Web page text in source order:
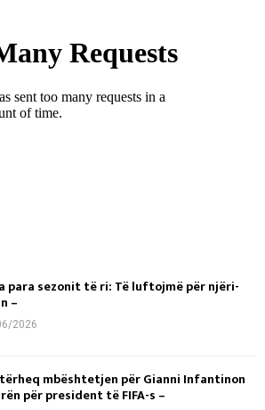
para sezonit të ri: Të luftojmë për njëri-
–
2026
tërheq mbështetjen për Gianni Infantinon
për president të FIFA-s –